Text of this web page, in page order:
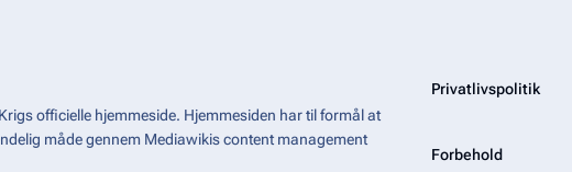
officielle hjemmeside. Hjemmesiden har til formål at
måde gennem Mediawikiscontent management
Privatlivspolitik
Forbehold